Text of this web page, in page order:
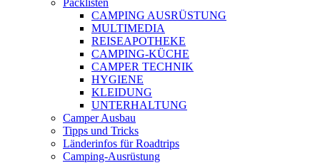
Packlisten
CAMPING AUSRÜSTUNG
MULTIMEDIA
REISEAPOTHEKE
CAMPING-KÜCHE
CAMPER TECHNIK
HYGIENE
KLEIDUNG
UNTERHALTUNG
Camper Ausbau
Tipps und Tricks
Länderinfos für Roadtrips
Camping-Ausrüstung